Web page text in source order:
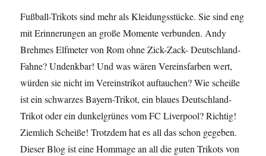
Fußball-Trikots sind mehr als Kleidungsstücke. Sie sind eng
mit Erinnerungen an große Momente verbunden. Andy
Brehmes Elfmeter von Rom ohne Zick-Zack- Deutschland-
Fahne? Undenkbar! Und was wären Vereinsfarben wert,
würden sie nicht im Vereinstrikot auftauchen? Wie scheiße
ist ein schwarzes Bayern-Trikot, ein blaues Deutschland-
Trikot oder ein dunkelgrünes vom FC Liverpool? Richtig!
Ziemlich Scheiße! Trotzdem hat es all das schon gegeben.
Dieser Blog ist eine Hommage an all die guten Trikots von